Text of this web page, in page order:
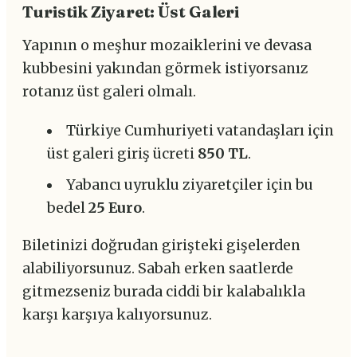
Turistik Ziyaret: Üst Galeri
Yapının o meşhur mozaiklerini ve devasa
kubbesini yakından görmek istiyorsanız
rotanız üst galeri olmalı.
Türkiye Cumhuriyeti vatandaşları için
üst galeri giriş ücreti 850 TL.
Yabancı uyruklu ziyaretçiler için bu
bedel25 Euro.
Biletinizi doğrudan girişteki gişelerden
alabiliyorsunuz. Sabah erken saatlerde
gitmezseniz burada ciddi bir kalabalıkla
karşı karşıya kalıyorsunuz.